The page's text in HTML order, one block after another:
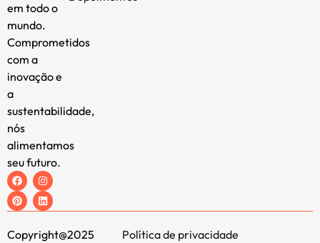
em todo o
mundo.
Comprometidos
com a
inovação e
a
sustentabilidade,
nós
alimentamos
seu futuro.
Copyright@2025 Política de privacidade